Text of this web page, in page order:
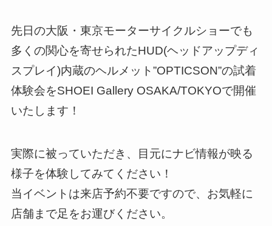
先日の大阪・東京モーターサイクルショーでも
多くの関心を寄せられたHUD(ヘッドアップディ
スプレイ)内蔵のヘルメット”OPTICSON”の試着
体験会をSHOEI Gallery OSAKA/TOKYOで開催
いたします！
実際に被っていただき、目元にナビ情報が映る
様子を体験してみてください！
当イベントは来店予約不要ですので、お気軽に
店舗まで足をお運びください。